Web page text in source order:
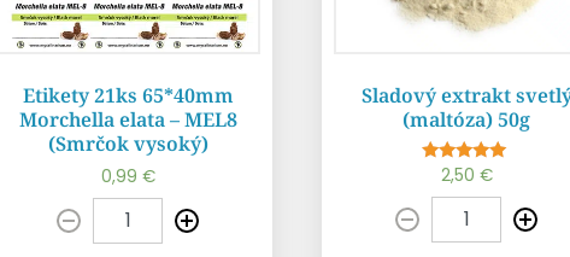
Pridať do košíka
Etikety 21ks 65*40mm
Morchella elata – MEL8
(Smrčok vysoký)
0,99 €
Pridať do košíka
Sladový extrakt
(maltóza) 50g
Hodnotenie
5.00
2,50 €